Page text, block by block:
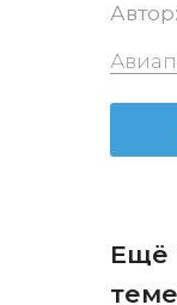
Автор:
Ещё
теме